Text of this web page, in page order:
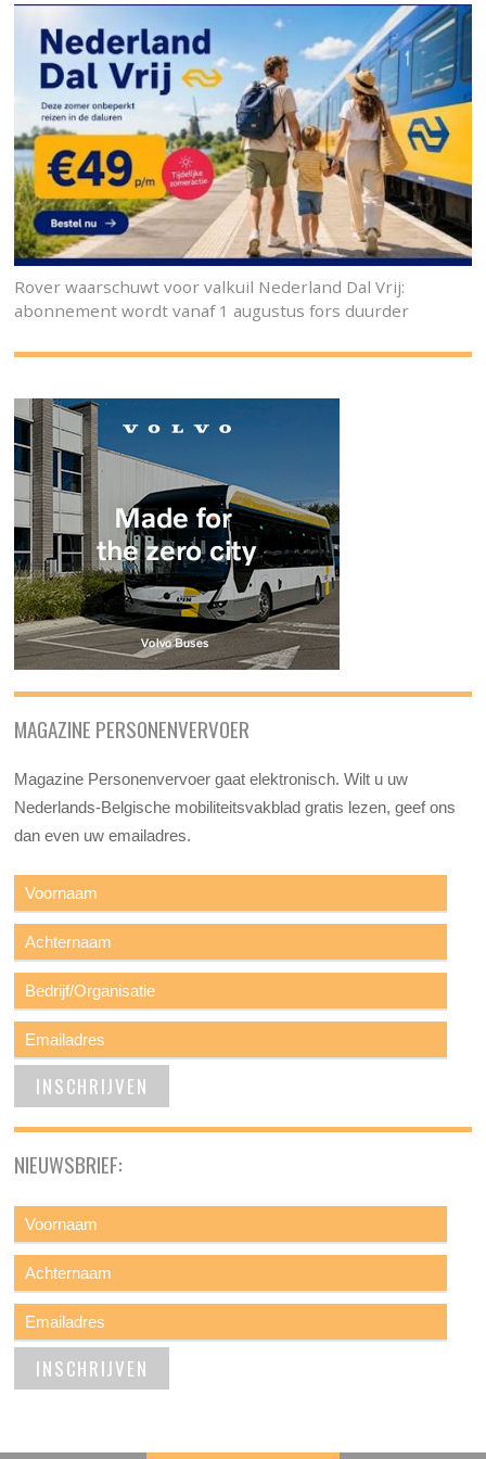
Rover waarschuwt voor valkuil Nederland Dal Vrij:
abonnement wordt vanaf 1 augustus fors duurder
MAGAZINE PERSONENVERVOER
Magazine Personenvervoer gaat elektronisch. Wilt u uw
Nederlands-Belgische mobiliteitsvakblad gratis lezen, geef ons
dan even uw emailadres.
NIEUWSBRIEF: